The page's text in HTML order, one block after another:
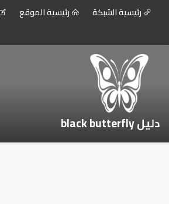
رئيسية الشبكة رئيسية الموقع
دليل black butterfly